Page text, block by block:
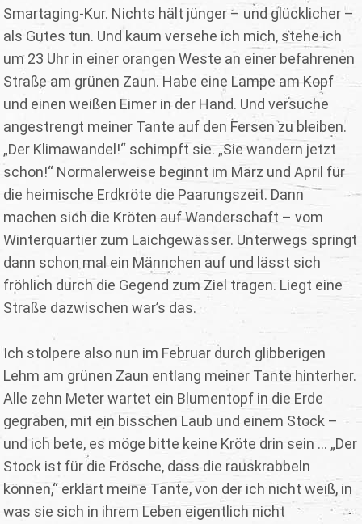
Smartaging-Kur. Nichts hält jünger – und glücklicher –
als Gutes tun. Und kaum versehe ich mich, stehe ich
um 23 Uhr in einer orangen Weste an einer befahrenen
Straße am grünen Zaun. Habe eine Lampe am Kopf
und einen weißen Eimer in der Hand. Und versuche
angestrengt meiner Tante auf den Fersen zu bleiben.
„Der Klimawandel!“ schimpft sie. „Sie wandern jetzt
schon!“ Normalerweise beginnt im März und April für
die heimische Erdkröte die Paarungszeit. Dann
machen sich die Kröten auf Wanderschaft – vom
Winterquartier zum Laichgewässer. Unterwegs springt
dann schon mal ein Männchen auf und lässt sich
fröhlich durch die Gegend zum Ziel tragen. Liegt eine
Straße dazwischen war’s das.
Ich stolpere also nun im Februar durch glibberigen
Lehm am grünen Zaun entlang meiner Tante hinterher.
Alle zehn Meter wartet ein Blumentopf in die Erde
gegraben, mit ein bisschen Laub und einem Stock –
und ich bete, es möge bitte keine Kröte drin sein ... „Der
Stock ist für die Frösche, dass die rauskrabbeln
können,“ erklärt meine Tante, von der ich nicht weiß, in
was sie sich in ihrem Leben eigentlich nicht